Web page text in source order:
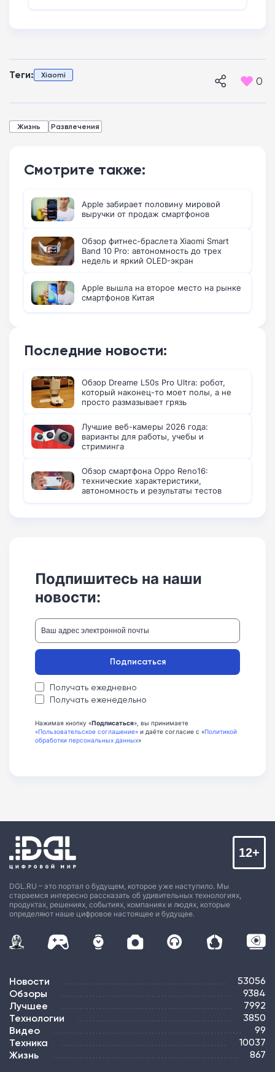
Теги: Xiaomi 0
Жизнь Развлечения
Смотрите также:
Apple забирает половину мировой
выручки от продаж смартфонов
Обзор фитнес-браслета Xiaomi Smart
Band 10 Pro: автономность до трех
недель и яркий OLED-экран
Apple вышла на второе место на рынке
смартфонов Китая
Последние новости:
Обзор Dreame L50s Pro Ultra: робот,
который наконец-то моет полы, а не
просто размазывает грязь
Лучшие веб-камеры 2026 года:
варианты для работы, учебы и
стриминга
Обзор смартфона Oppo Reno16:
технические характеристики,
автономность и результаты тестов
Подпишитесь на наши
новости:
Получать ежедневно
Получать еженедельно
Подписаться
Нажимая кнопку «Подписаться», вы принимаете
«Пользовательское соглашение» и даёте согласие с «Политикой
обработки персональных данных»
DGL.RU – это портал о будущем, которое уже наступило. Мы
стараемся интересно рассказать об удивительных технологиях,
продуктах, решениях, событиях, компаниях и людях, которые
определяют наше цифровое настоящее и будущее.
12+
Новости 53056
Обзоры 9384
Лучшее 7992
Технологии 3850
Видео 99
Техника 10037
Жизнь 867